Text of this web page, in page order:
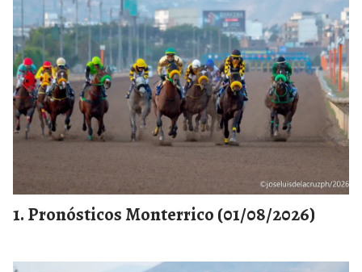
Pronósticos Monterrico (01/08/2026)